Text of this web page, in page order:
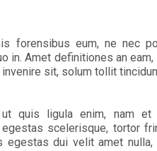
forensibus eum, ne nec
in. Amet definitiones an eam,
sit, solum tollit
quis ligula enim, nam et
scelerisque, tortor
egestas dui velit amet nulla,